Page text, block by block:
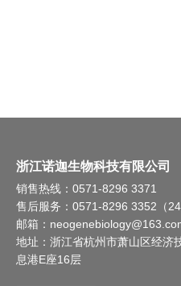
浙江诺迦生物科技有限公司
销售热线：0571-8296 3371
售后服务：0571-8296 3352（24
邮箱：
地址：浙江省杭州市萧山区经济
息港E座16层